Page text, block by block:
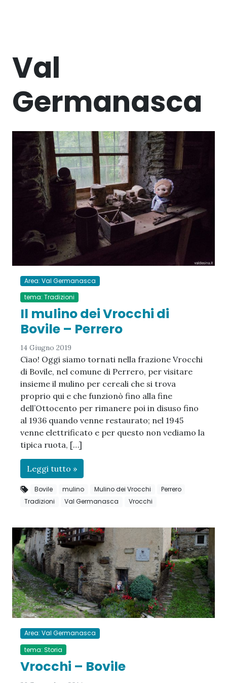
Val
Germanasca
Area: Val Germanasca
tema: Tradizioni
Il mulino dei Vrocchi di
Bovile – Perrero
14 Giugno 2019
Ciao! Oggi siamo tornati nella frazione Vrocchi
di Bovile, nel comune di Perrero, per visitare
insieme il mulino per cereali che si trova
proprio qui e che funzionò fino alla fine
dell’Ottocento per rimanere poi in disuso fino
al 1936 quando venne restaurato; nel 1945
venne elettrificato e per questo non vediamo la
tipica ruota, […]
Leggi tutto »
Bovile mulino Mulino dei Vrocchi
Perrero
Tradizioni
Val Germanasca Vrocchi
Area: Val Germanasca
tema: Storia
Vrocchi – Bovile